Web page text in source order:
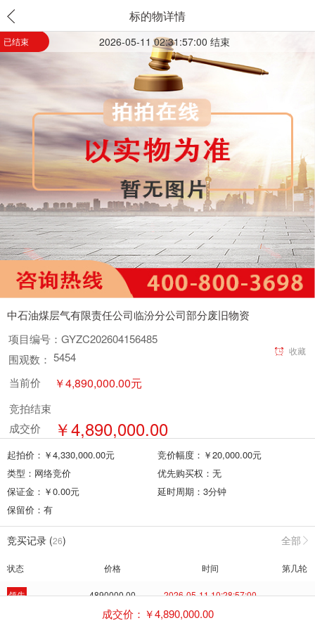
标的物详情
已结束 2026-05-11 02:31:57:00 结束
中石油煤层气有限责任公司临汾分公司部分废旧物资
项目编号： GYZC202604156485
围观数： 5454 收藏
当前价 ￥4,890,000.00元
竞拍结束
成交价
￥4,890,000.00
起拍价：￥4,330,000.00元 竞价幅度：￥20,000.00元
类型： 网络竞价 优先购买权： 无
保证金：￥0.00元 延时周期： 3分钟
保留价： 有
竞买记录 (26) 全部
状态 价格 时间 第几轮
领先 4890000.00 2026-05-11 10:28:57:00 --
4870000.00 2026-05-11 10:28:51:81
成交价：￥4,890,000.00